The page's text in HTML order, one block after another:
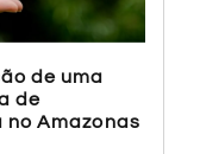
de uma
de
Amazonas